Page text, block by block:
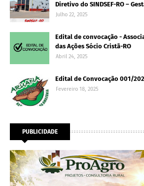
Diretivo do SINDSEF-RO –
Julho 22, 2025
Edital de convocação -
das Ações Sócio Cristã-RO
Abril 24, 2025
Edital de Convocação 001/
Fevereiro 18, 2025
PUBLICIDADE